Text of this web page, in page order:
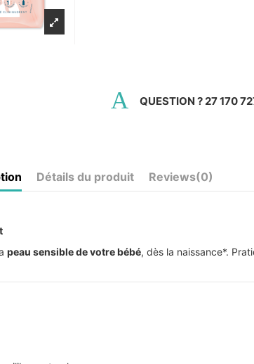
QUESTION ? 27 170
Détails du produit Reviews(0)
peau sensible de votre bébé, dès la naissance*.